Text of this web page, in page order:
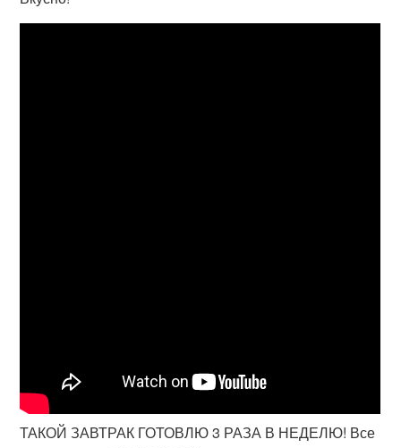
ТАКОЙ ЗАВТРАК ГОТОВЛЮ 3 РАЗА В НЕДЕЛЮ! Все